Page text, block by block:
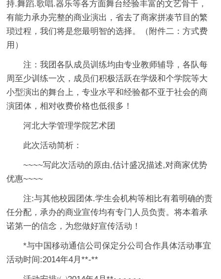
持.舞蹈.歌唱.器乐等各方面舞台经验丰富的文艺骨干，
有能力承办完整的商业演出，省去了商家拼凑节目的繁
琐过程，我们将是您最明智的选择。（附件二：方式费
用）
注：我团各队成员训练均由专业教师辅导，各队每
周至少训练一次，成员们积极活跃在学级和个学院等大
小型演出的舞台上，专业水平和经验都不亚于社会的商
演团体，相对收费价格也低很多！
河北大学管理学院艺术团
此次活动简析：
~~~~写此次活动的原由,估计盛况描述,对商家优势
优惠~~~~
注:与其他校园团体.学生会机构等相比有着明确的责
任分配，承办的商业宣传均有专门人员负责。将本着承
诺第一的信念，为您做好宣传活动！
*与中国移动通信公司保定分公司合作具体活动事宜
活动时间:2014年4月**-**